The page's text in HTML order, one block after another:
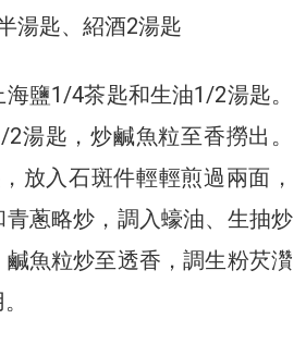
湯匙、紹酒2湯匙
鹽1/4茶匙和生油1/2湯匙。
湯匙，炒鹹魚粒至香撈出。
放入石斑件輕輕煎過兩面，
蔥略炒，調入蠔油、生抽炒
魚粒炒至透香，調生粉芡灒